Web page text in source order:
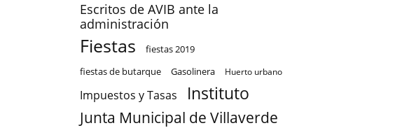
Escritos de AVIB ante la
administración
Fiestas
fiestas 2019
fiestas de butarque
Gasolinera Huerto urbano
Impuestos y Tasas Instituto
Junta Municipal de Villaverde